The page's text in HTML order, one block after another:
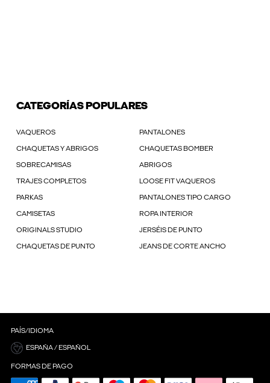
CATEGORÍAS POPULARES
VAQUEROS PANTALONES
CHAQUETAS Y ABRIGOS CHAQUETAS BOMBER
SOBRECAMISAS ABRIGOS
TRAJES COMPLETOS LOOSE FIT VAQUEROS
PARKAS PANTALONES TIPO CARGO
CAMISETAS ROPA INTERIOR
ORIGINALS STUDIO JERSÉIS DE PUNTO
CHAQUETAS DE PUNTO JEANS DE CORTE ANCHO
PAÍS/IDIOMA
ESPAÑA / ESPAÑOL
FORMAS DE PAGO